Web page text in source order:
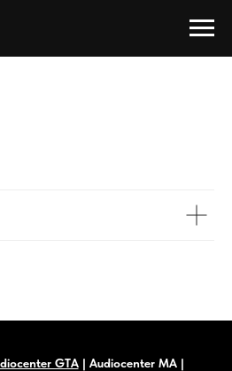
GTA| Audiocenter МА |